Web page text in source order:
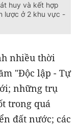
huy và kết hợp
lược ở 2 khu vực -
nhiều thời
"Độc lập - Tự
những trụ
trong quá
đất nước; các